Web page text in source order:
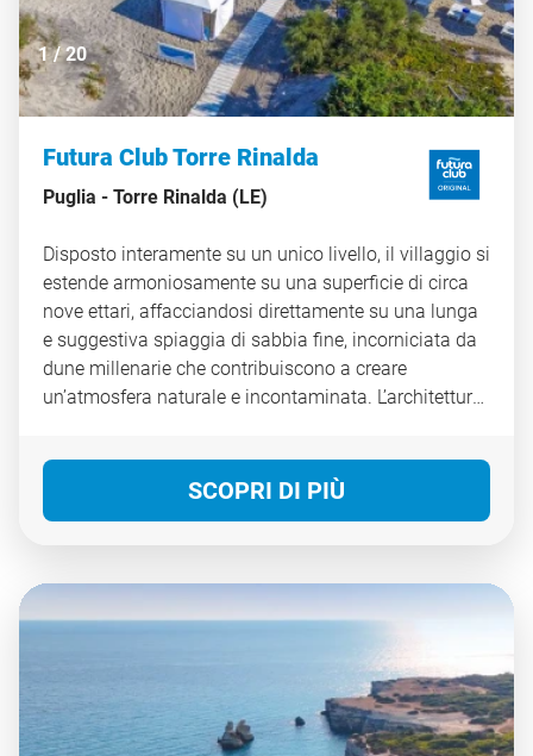
1/20
Futura Club Torre Rinalda
Puglia - Torre Rinalda (LE)
Disposto interamente su un unico livello, il villaggio si
estende armoniosamente su una superficie di circa
nove ettari, affacciandosi direttamente su una lunga
e suggestiva spiaggia di sabbia fine, incorniciata da
dune millenarie che contribuiscono a creare
un’atmosfera naturale e incontaminata. L’architettura
l’utilizzo di tecniche costruttive tradizionali e
materiali tipici del territorio, combinando il bianco
luminoso delle strutture con le delicate tonalità del
modo da favorire relax e privacy, si integrano con una
ricca varietà di attività sportive, ricreative e di
intrattenimento pensate per tutte le età. Particolare
attenzione è dedicata ai bambini e ai ragazzi, grazie
a programmi mirati e aree attrezzate che rendono il
soggiorno piacevole e sicuro. Tutti questi elementi
SCOPRI DI PIÙ